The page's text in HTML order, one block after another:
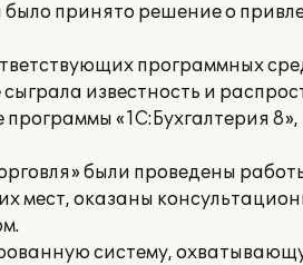
принято решение о
программных
известность и
«1С:Бухгалтерия
были проведены
мест, оказаны
систему,